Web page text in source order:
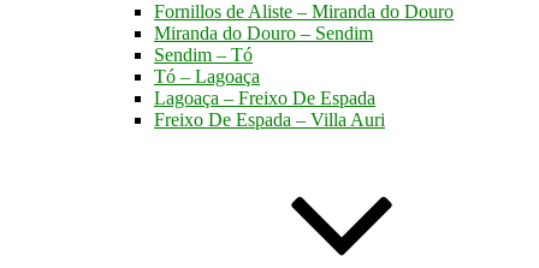
Fornillos de Aliste – Miranda do Douro
Miranda do Douro – Sendim
Sendim – Tó
Tó – Lagoaça
Lagoaça – Freixo De Espada
Freixo De Espada – Villa Auri